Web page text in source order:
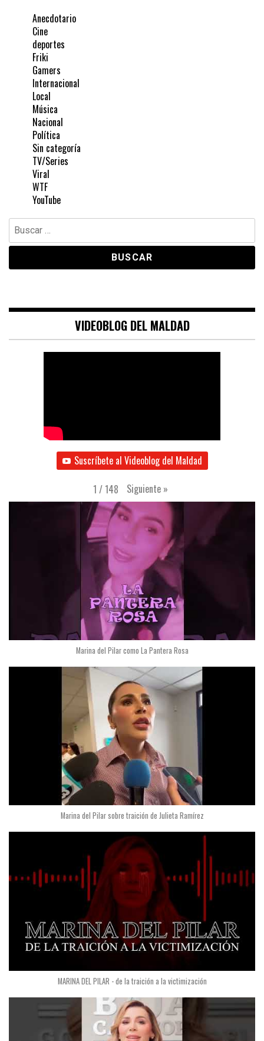
Anecdotario
Cine
deportes
Friki
Gamers
Internacional
Local
Música
Nacional
Política
Sin categoría
TV/Series
Viral
WTF
YouTube
Buscar:
VIDEOBLOG DEL MALDAD
Suscríbete al Videoblog del Maldad
1 /148 Siguiente »
Marina del Pilar como La Pantera Rosa
Marina del Pilar sobre traición de Julieta Ramírez
MARINA DEL PILAR - de la traición a la victimización